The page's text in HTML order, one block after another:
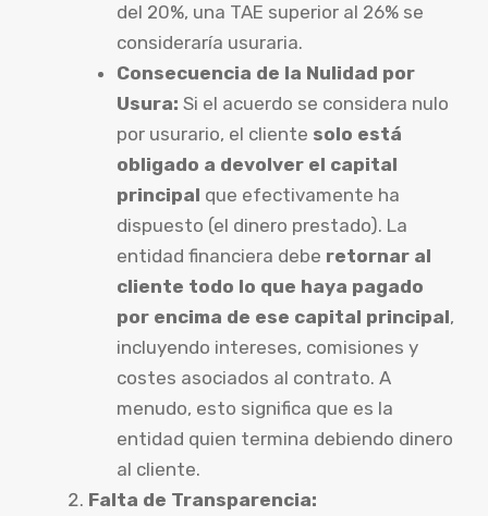
del 20%, una TAE superior al 26% se
consideraría usuraria.
Consecuencia de la Nulidad por
Usura: Si el acuerdo se considera nulo
por usurario, el cliente solo está
obligado a devolver el capital
principal que efectivamente ha
dispuesto (el dinero prestado). La
entidad financiera debe retornar al
cliente todo lo que haya pagado
por encima de ese capital principal,
incluyendo intereses, comisiones y
costes asociados al contrato. A
menudo, esto significa que es la
entidad quien termina debiendo dinero
al cliente.
Falta de Transparencia: